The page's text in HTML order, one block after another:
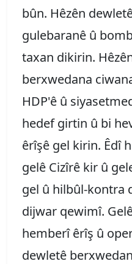
bûn. Hêzên
gulebaranê û
taxan dikirin.
berxwedana
HDP'ê û
hedef girtin û bi
êrîşê gel kirin. Êdî
gelê Cizîrê kir û
gel û hilbûl-kontra
dijwar qewimî.
hemberî êrîş û
dewletê